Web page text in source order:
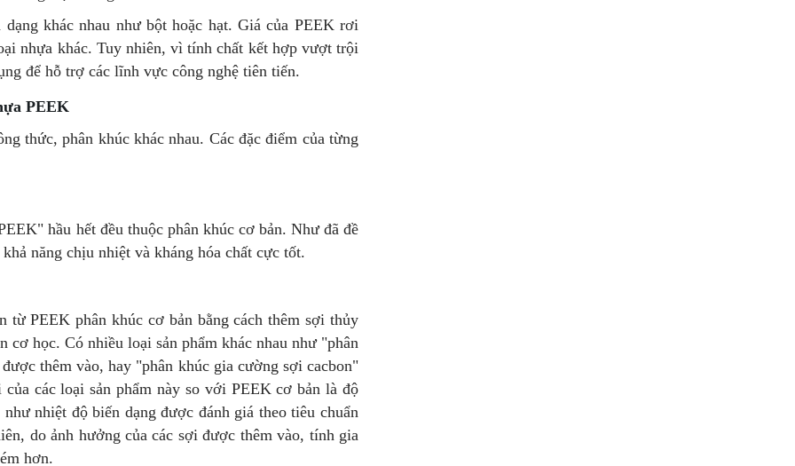
khác nhau như bột hoặc hạt. Giá của PEEK rơi
nhựa khác. Tuy nhiên, vì tính chất kết hợp vượt trội
để hỗ trợ các lĩnh vực công nghệ tiên tiến.
PEEK
thức, phân khúc khác nhau. Các đặc điểm của từng
hầu hết đều thuộc phân khúc cơ bản. Như đã đề
năng chịu nhiệt và kháng hóa chất cực tốt.
từ PEEK phân khúc cơ bản bằng cách thêm sợi thủy
cơ học. Có nhiều loại sản phẩm khác nhau như "phân
thêm vào, hay "phân khúc gia cường sợi cacbon"
các loại sản phẩm này so với PEEK cơ bản là độ
nhiệt độ biến dạng được đánh giá theo tiêu chuẩn
do ảnh hưởng của các sợi được thêm vào, tính gia
hơn.